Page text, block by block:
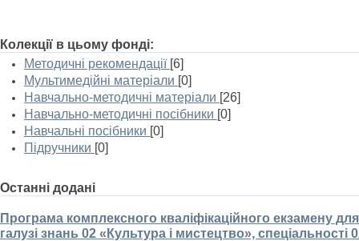
Колекції в цьому фонді:
Методичні рекомендації [6]
Мультимедійні матеріали [0]
Навчально-методичні матеріали [26]
Навчально-методичні посібники [0]
Навчальні посібники [0]
Підручники [0]
Останні додані
Програма комплексного кваліфікаційного екзамену
галузі знань 02 «Культура і мистецтво», спеціальності